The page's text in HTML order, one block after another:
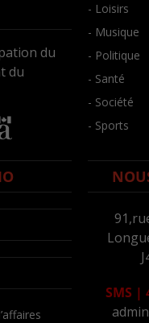
du
du
- Loisirs
- Musique
- Politique
- Santé
- Société
- Sports
SMS |